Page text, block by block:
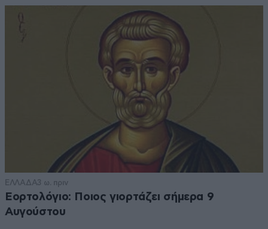
ΕΛΛΑΔΑ3 ω. πριν
Εορτολόγιο: Ποιος γιορτάζει σήμερα 9
Αυγούστου